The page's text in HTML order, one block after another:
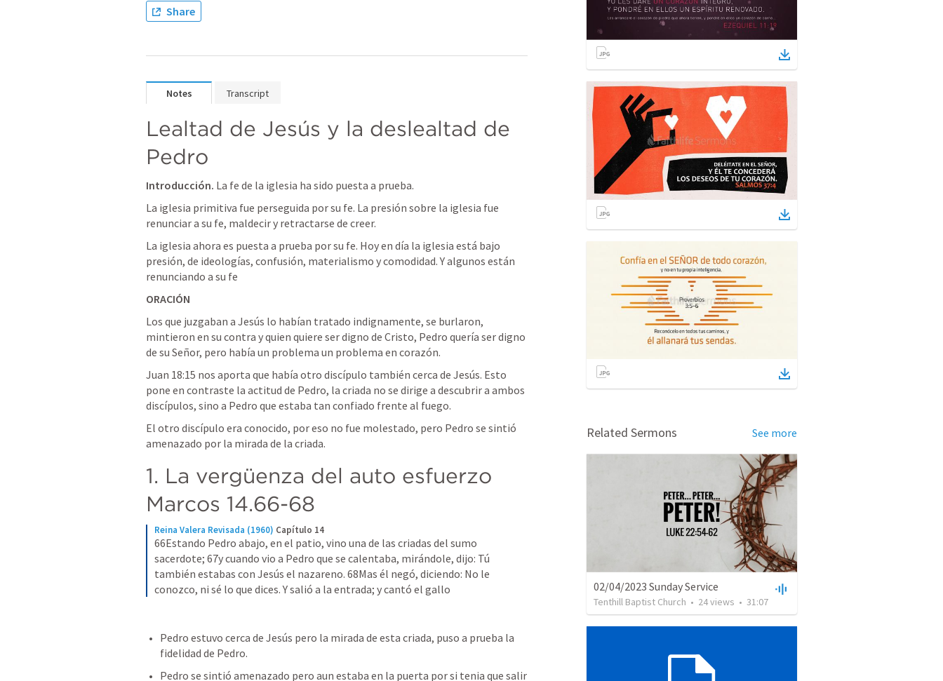
Share
Notes Transcript
Lealtad de Jesús y la deslealtad de
Pedro
Introducción. La fe de la iglesia ha sido puesta a prueba.
La iglesia primitiva fue perseguida por su fe. La presión sobre la iglesia fue
renunciar a su fe, maldecir y retractarse de creer.
La iglesia ahora es puesta a prueba por su fe. Hoy en día la iglesia está bajo
presión, de ideologías, confusión, materialismo y comodidad. Y algunos están
renunciando a su fe
ORACIÓN
Los que juzgaban a Jesús lo habían tratado indignamente, se burlaron,
mintieron en su contra y quien quiere ser digno de Cristo, Pedro quería ser digno
de su Señor, pero había un problema un problema en corazón.
Juan 18:15 nos aporta que había otro discípulo también cerca de Jesús. Esto
pone en contraste la actitud de Pedro, la criada no se dirige a descubrir a ambos
discípulos, sino a Pedro que estaba tan confiado frente al fuego.
El otro discípulo era conocido, por eso no fue molestado, pero Pedro se sintió
amenazado por la mirada de la criada.
1. La vergüenza del auto esfuerzo
Marcos 14.66-68
Reina Valera Revisada (1960) Capítulo 14
66Estando Pedro abajo, en el patio, vino una de las criadas del sumo
sacerdote; 67y cuando vio a Pedro que se calentaba, mirándole, dijo: Tú
también estabas con Jesús el nazareno. 68Mas él negó, diciendo: No le
conozco, ni sé lo que dices. Y salió a la entrada; y cantó el gallo
Pedro estuvo cerca de Jesús pero la mirada de esta criada, puso a prueba la
fidelidad de Pedro.
Pedro se sintió amenazado pero aun estaba en la puerta por si tenia que salir
Related Sermons See more
02/04/2023 Sunday Service
Tenthill Baptist Church • 24views • 31:07